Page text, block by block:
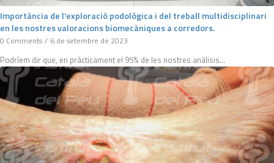
Importància de l’exploració podològica i del treball multidisciplinari
en les nostres valoracions biomecàniques a corredors.
0 Comments / 6 de setembre de 2023
Podríem dir que, en pràcticament el 95% de les nostres anàlisis…